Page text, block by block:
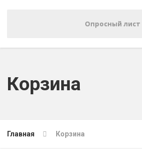
Опросный лист
Корзина
Главная Корзина